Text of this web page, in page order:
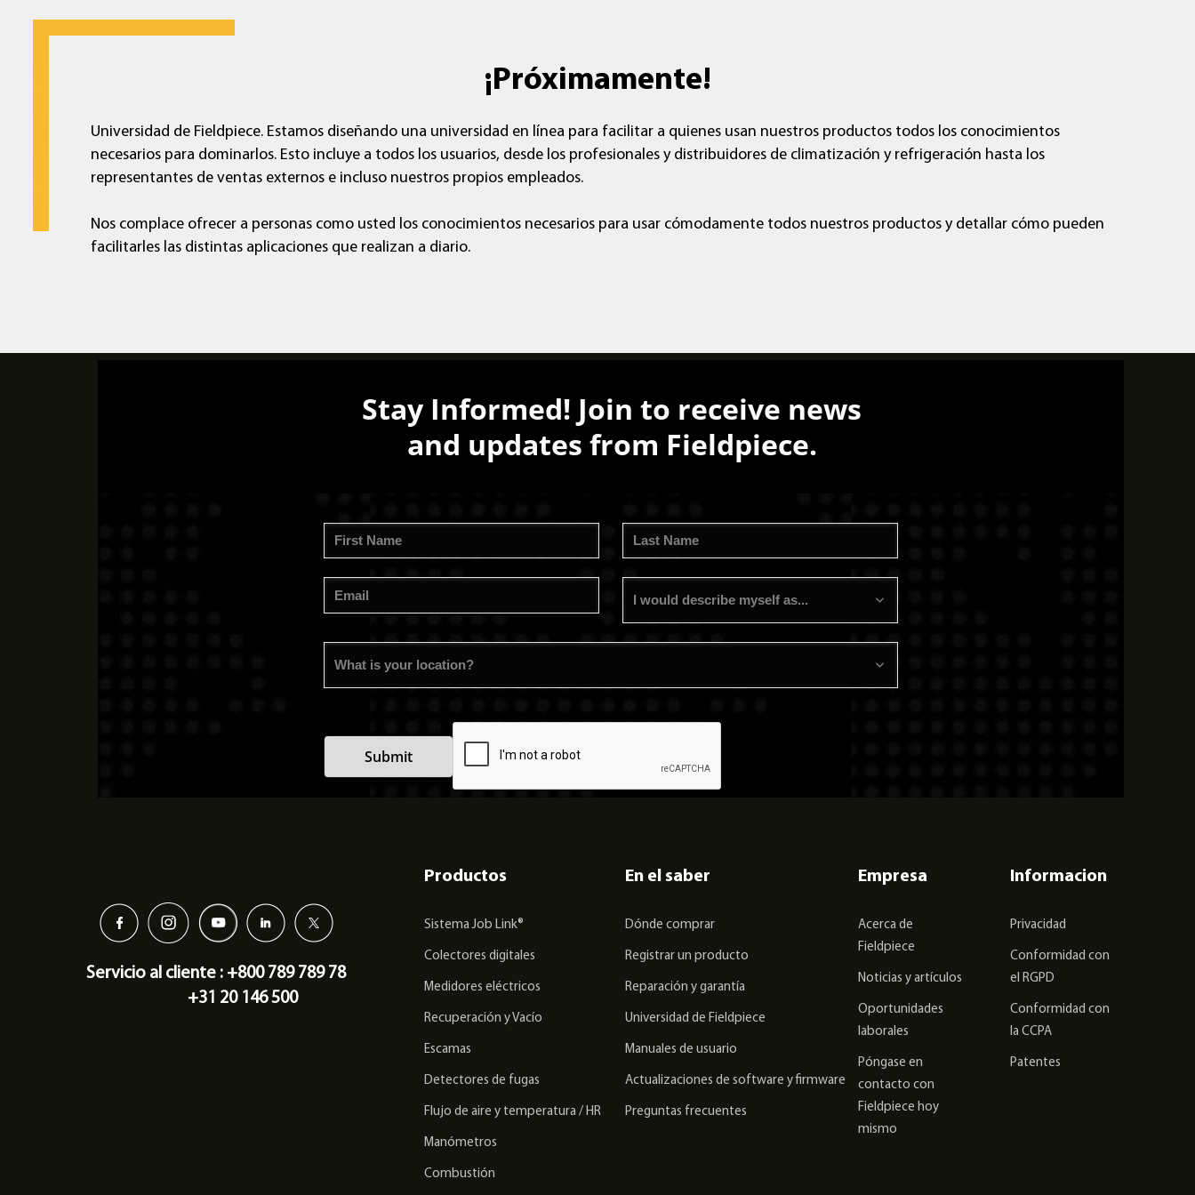
Leer más
Leer más
Leer más
Leer más
¡Próximamente!
Universidad de Fieldpiece. Estamos diseñando una universidad en línea para facilitar a quienes usan nuestros productos todos los conocimientos
necesarios para dominarlos. Esto incluye a todos los usuarios, desde los profesionales y distribuidores de climatización y refrigeración hasta los
representantes de ventas externos e incluso nuestros propios empleados.
Nos complace ofrecer a personas como usted los conocimientos necesarios para usar cómodamente todos nuestros productos y detallar cómo pueden
facilitarles las distintas aplicaciones que realizan a diario.
Servicio al cliente : +800 789 789 78
+31 20 146 500
Productos
Sistema Job Link®
Colectores digitales
Medidores eléctricos
Recuperación y Vacío
Escamas
Detectores de fugas
Flujo de aire y temperatura / HR
Manómetros
Combustión
En el saber
Dónde comprar
Registrar un producto
Reparación y garantía
Universidad de Fieldpiece
Manuales de usuario
Actualizaciones de software y firmware
Preguntas frecuentes
Empresa
Acerca de
Fieldpiece
Noticias y artículos
Oportunidades
laborales
Póngase en
contacto con
Fieldpiece hoy
mismo
Informacion
Privacidad
Conformidad con
el RGPD
Conformidad con
la CCPA
Patentes